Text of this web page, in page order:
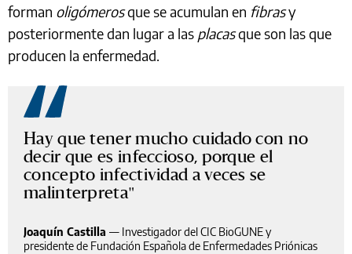
forman oligómerosque se acumulan en fibrasy
posteriormente dan lugar a las placasque son las que
producen la enfermedad.
Hay que tener mucho cuidado con no
decir que es infeccioso, porque el
concepto infectividad a veces se
malinterpreta
Joaquín Castilla — Investigador del CIC BioGUNE y
presidente de Fundación Española de Enfermedades Priónicas